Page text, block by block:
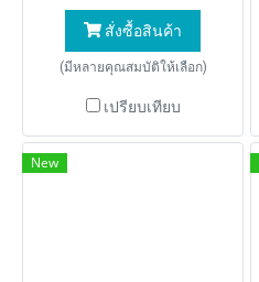
สั่งซื้อสินค้า
(มีหลายคุณสมบัติให้เลือก)
เปรียบเทียบ
New